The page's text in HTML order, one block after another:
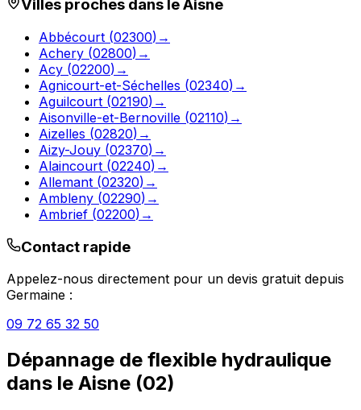
Villes proches dans leAisne
Abbécourt (02300) →
Achery (02800) →
Acy (02200) →
Agnicourt-et-Séchelles (02340) →
Aguilcourt (02190) →
Aisonville-et-Bernoville (02110) →
Aizelles (02820) →
Aizy-Jouy (02370) →
Alaincourt (02240) →
Allemant (02320) →
Ambleny (02290) →
Ambrief (02200) →
Contact rapide
Appelez-nous directement pour un devis gratuit depuis
Germaine :
09 72 65 32 50
Dépannage de flexible hydraulique
dans le Aisne (02)